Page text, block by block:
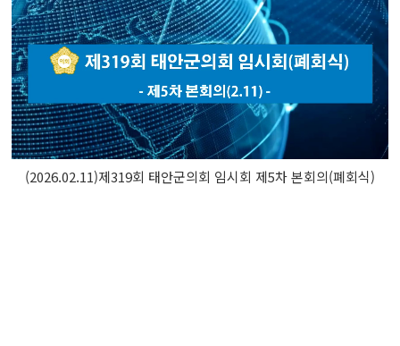
(2026.02.11)제319회 태안군의회 임시회 제5차 본회의(폐회식)